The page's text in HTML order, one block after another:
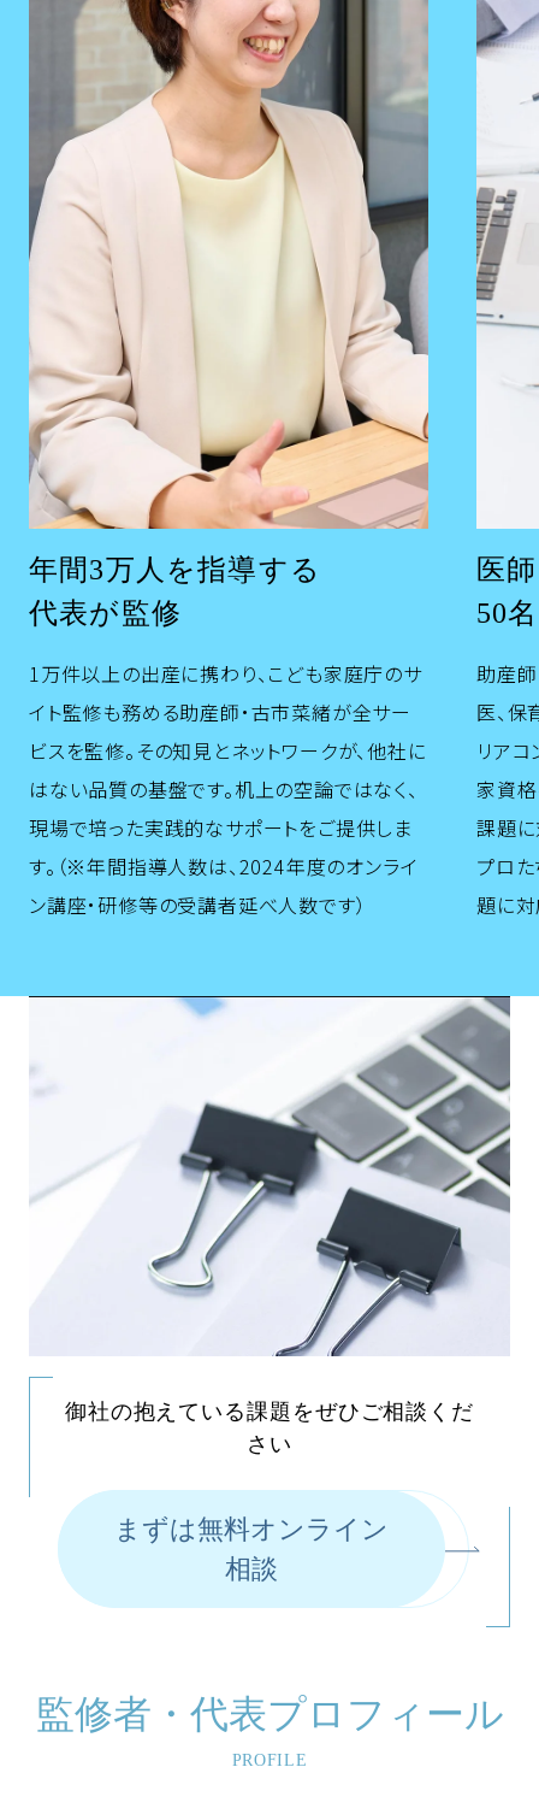
年間3万人を指導する
代表が監修
1万件以上の出産に携わり、こども家庭庁のサ
イト監修も務める助産師・古市菜緒が全サー
ビスを監修。その知見とネットワークが、他社に
はない品質の基盤です。机上の空論ではなく、
現場で培った実践的なサポートをご提供しま
す。（※年間指導人数は、2024年度のオンライ
ン講座・研修等の受講者延べ人数です）
医
50
助産
医、保
リア
家資
課題
プロ
題に対
御社の抱えている課題をぜひご相談くだ
さい
まずは無料オンライン
相談
監修者・代表プロフィール
PROFILE